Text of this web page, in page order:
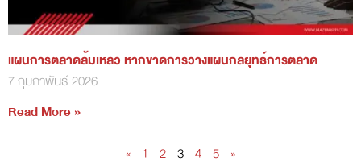
แผนการตลาดล้มเหลว หากขาดการวางแผนกลยุทธ์การตลาด
7 กุมภาพันธ์ 2026
Read More »
« 1 2 3 4 5 »